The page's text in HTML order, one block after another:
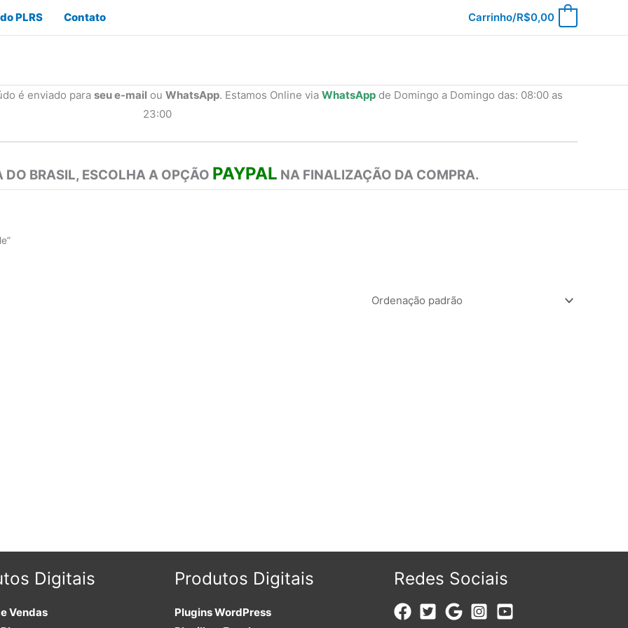
PLRS Contato Carrinho/R$0,00
é enviado para seu e-mail ou WhatsApp. Estamos Online via WhatsAppde Domingo a Domingo das: 08:00 as
23:00
DO BRASIL, ESCOLHA A OPÇÃO PAYPAL NA FINALIZAÇÃO DA COMPRA.
Digitais
Vendas
Produtos Digitais
PluginsWordPress
Redes Sociais